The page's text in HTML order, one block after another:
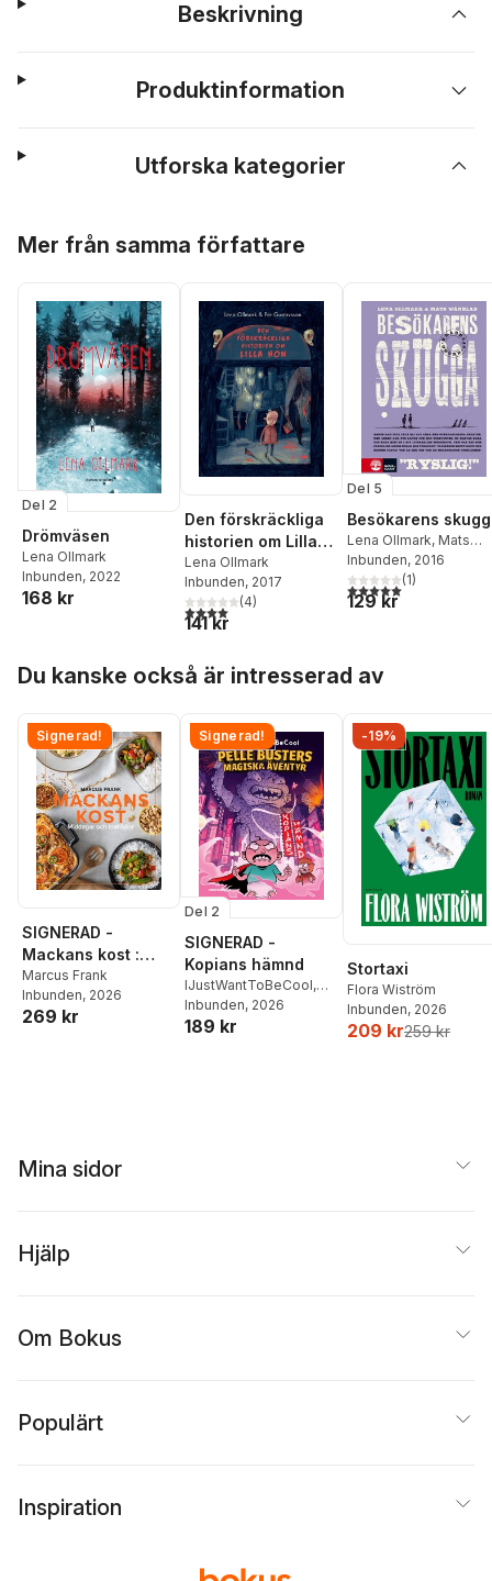
Beskrivning
Produktinformation
Utforska kategorier
Mer från samma författare
Del 2
Drömväsen
Lena Ollmark
Inbunden, 2022
168 kr
Den förskräckliga
historien om Lilla
Hon
Lena Ollmark
Inbunden, 2017
4,0utav 5 stjärnor. Totalt antal röster:
(4)
141 kr
Del 5
Besökarens
Lena Ollmark, Mats
Wänblad
Inbunden, 2016
5,0utav 5 stjärnor.
(1)
129 kr
Du kanske också är intresserad av
Signerad!
SIGNERAD -
Mackans kost :
Middagar och
matlådor
Marcus Frank
Inbunden, 2026
269 kr
Signerad!
Del 2
SIGNERAD -
Kopians hämnd
IJustWantToBeCool,
Joel Adolphson
Ejdemo Beer
Inbunden, 2026
189 kr
-19%
Stortaxi
Flora Wiström
Inbunden, 2026
209 kr259 kr
Mina sidor
Hjälp
Om Bokus
Populärt
Inspiration